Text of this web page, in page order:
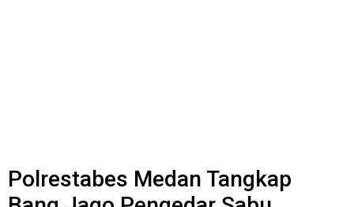
Polrestabes Medan Tangkap